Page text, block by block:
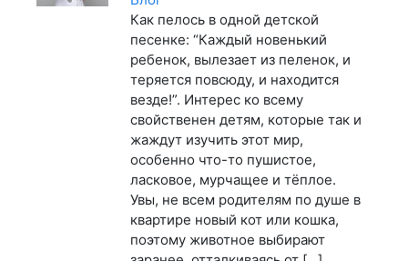
Как пелось в одной детской
песенке: “Каждый новенький
ребенок, вылезает из пеленок, и
теряется повсюду, и находится
везде!”. Интерес ко всему
свойственен детям, которые так и
жаждут изучить этот мир,
особенно что-то пушистое,
ласковое, мурчащее и тёплое.
Увы, не всем родителям по душе в
квартире новый кот или кошка,
поэтому животное выбирают